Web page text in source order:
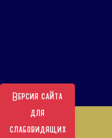
Версия сайта
для
слабовидящих